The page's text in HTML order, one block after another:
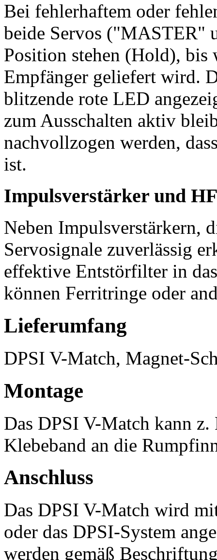
Bei fehlerhaftem oder
beide Servos ("MASTER"
Position stehen (Hold),
Empfänger geliefert wird.
blitzende rote LED
zum Ausschalten aktiv
nachvollzogen werden,
ist.
Impulsverstärker und
Neben Impulsverstärkern,
Servosignale zuverlässig
effektive Entstörfilter in
können Ferritringe oder
Lieferumfang
DPSI V-Match, Magnet-
Montage
Das DPSI V-Match kann
Klebeband an die
Anschluss
Das DPSI V-Match wird
oder das DPSI-System
werden gemäß